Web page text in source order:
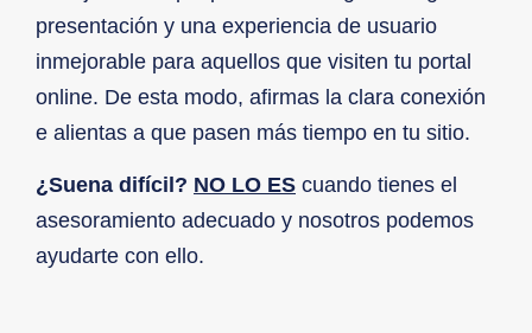
presentación y una experiencia de usuario
inmejorable para aquellos que visiten tu portal
online. De esta modo, afirmas la clara conexión
e alientas a que pasen más tiempo en tu sitio.
¿Suena difícil? NO LO ES cuando tienes el
asesoramiento adecuado y nosotros podemos
ayudarte con ello.